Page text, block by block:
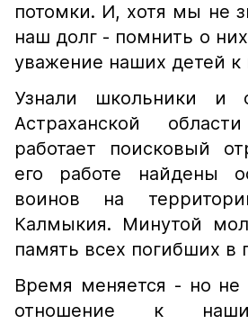
потомки. И, хотя мы не
наш долг - помнить о
уважение наших детей
Узнали школьники
Астраханской
работает поисковый
его работе найдены
воинов на
Калмыкия. Минутой
память всех погибших
Время меняется - но не
отношение к